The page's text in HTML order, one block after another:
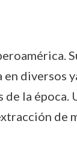
diversos
la época.
de